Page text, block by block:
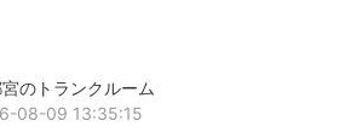
のトランクルーム
08-09 13:35:15